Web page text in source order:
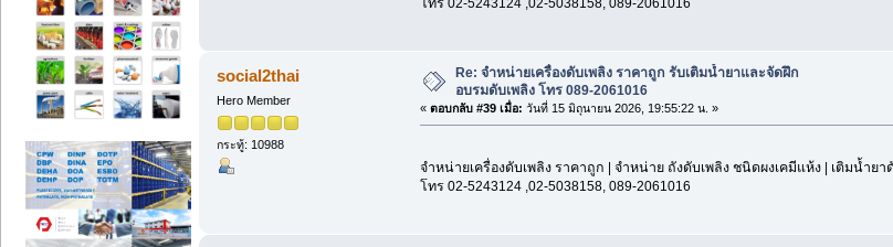
social2thai
Hero Member
กระทู้: 10988
Re: จำหน่ายเครื่องดับเพลิง ราคาถูก รับเติมน้ำยาและจัดฝึก
อบรมดับเพลิง โทร 089-2061016
« ตอบกลับ #39 เมื่อ: วันที่ 15 มิถุนายน 2026, 19:55:22 น. »
จำหน่ายเครื่องดับเพลิง ราคาถูก | จำหน่าย ถังดับเพลิง ชนิดผงเคมีแห้ง | เติมน้ำยา
โทร 02-5243124 ,02-5038158, 089-2061016